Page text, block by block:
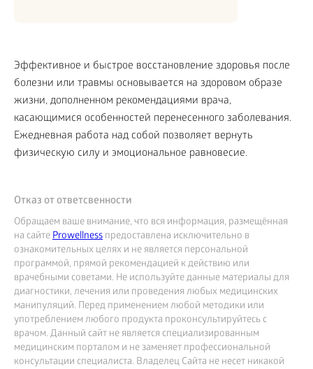
Эффективное и быстрое восстановление здоровья после
болезни или травмы основывается на здоровом образе
жизни, дополненном рекомендациями врача,
касающимися особенностей перенесенного заболевания.
Ежедневная работа над собой позволяет вернуть
физическую силу и эмоциональное равновесие.
Отказ от ответсвенности
Обращаем ваше внимание, что вся информация, размещённая
на сайтеProwellness предоставлена исключительно в
ознакомительных целях и не является персональной
программой, прямой рекомендацией к действию или
врачебными советами. Не используйте данные материалы для
диагностики, лечения или проведения любых медицинских
манипуляций. Перед применением любой методики или
употреблением любого продукта проконсультируйтесь с
врачом. Данный сайт не является специализированным
медицинским порталом и не заменяет профессиональной
консультации специалиста. Владелец Сайта не несет никакой